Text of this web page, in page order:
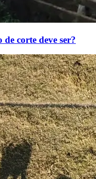
corte deve ser?